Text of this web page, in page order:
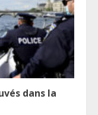
dans la